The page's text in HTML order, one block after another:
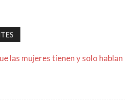
las mujeres tienen y solo hablan